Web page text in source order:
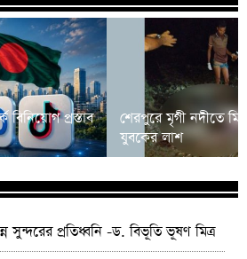
বিনিয়োগ প্রস্তাব
শেরপুরে মৃগী নদীতে
যুবকের লাশ
সুন্দরের প্রতিধ্বনি -ড. বিভূতি ভূষণ মিত্র